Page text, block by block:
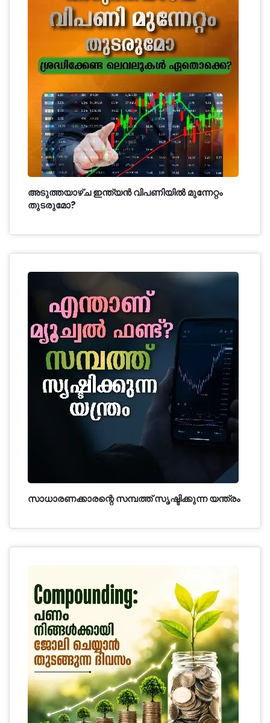
അടുത്തയാഴ്ച ഇന്ത്യൻ വിപണിയിൽ മുന്നേറ്റം
തുടരുമോ?
സാധാരണക്കാരന്റെ സമ്പത്ത് സൃഷ്ടിക്കുന്ന യന്ത്രം